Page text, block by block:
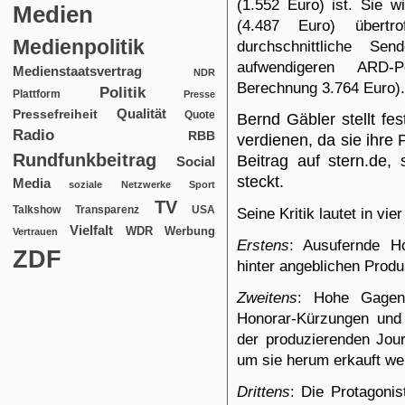
Medien
Medienpolitik
Medienstaatsvertrag NDR
Plattform Politik Presse
Pressefreiheit Qualität Quote
Radio RBB
Rundfunkbeitrag
Social
Media
soziale Netzwerke Sport
Talkshow Transparenz TV USA
Vertrauen Vielfalt WDR Werbung
ZDF
(1.552 Euro) ist. Sie
(4.487 Euro)
durchschnittliche
aufwendigeren
Berechnung 3.764
Bernd Gäbler stellt
verdienen, da sie ihre
Beitrag aufstern.de,
steckt.
Seine Kritik lautet in
Erstens: Ausufernde
hinter angeblichen
Zweitens: Hohe
Honorar-Kürzungen
der produzierenden
um sie herum erkauft
Drittens: Die